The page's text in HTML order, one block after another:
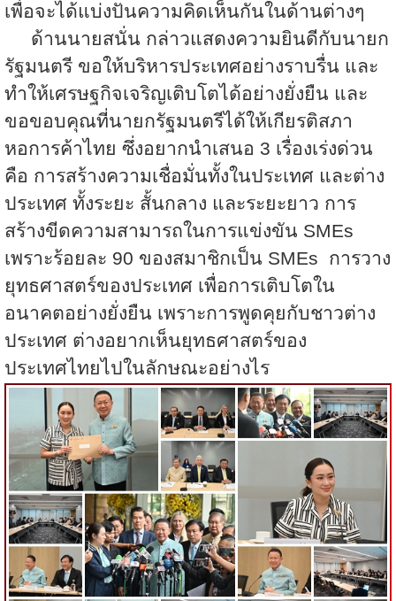
เพื่อจะได้แบ่งปันความคิดเห็นกันในด้านต่างๆ
ด้านนายสนั่น กล่าวแสดงความยินดีกับนายก
รัฐมนตรี ขอให้บริหารประเทศอย่างราบรื่น และ
ทำให้เศรษฐกิจเจริญเติบโตได้อย่างยั่งยืน และ
ขอขอบคุณที่นายกรัฐมนตรีได้ให้เกียรติสภา
หอการค้าไทย ซึ่งอยากนำเสนอ 3 เรื่องเร่งด่วน
คือ การสร้างความเชื่อมั่นทั้งในประเทศ และต่าง
ประเทศ ทั้งระยะ สั้นกลาง และระยะยาว การ
สร้างขีดความสามารถในการแข่งขัน SMEs
เพราะร้อยละ 90 ของสมาชิกเป็น SMEs การวาง
ยุทธศาสตร์ของประเทศ เพื่อการเติบโตใน
อนาคตอย่างยั่งยืน เพราะการพูดคุยกับชาวต่าง
ประเทศ ต่างอยากเห็นยุทธศาสตร์ของ
ประเทศไทยไปในลักษณะอย่างไร